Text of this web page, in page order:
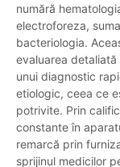
numără
electroforeza,
bacteriologia.
evaluarea
unui diagnostic
etiologic, ceea ce
potrivite. Prin
constante în
remarcă prin
sprijinul medicilor